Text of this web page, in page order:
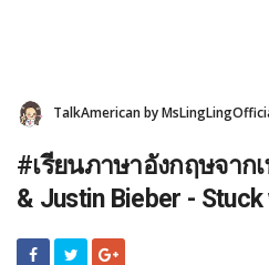
TalkAmerican by
#เรียนภาษาอังกฤษจาก
& Justin Bieber - Stuck